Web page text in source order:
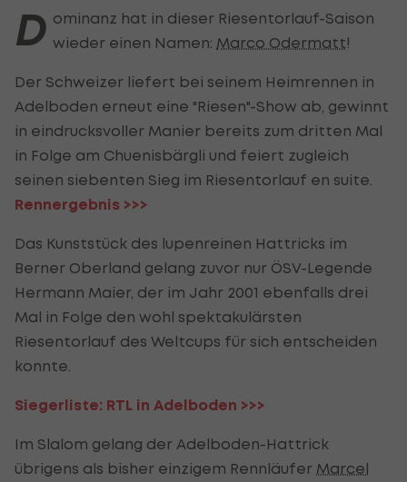
D ominanz hat in dieser Riesentorlauf-Saison
wieder einen Namen: Marco Odermatt!
Der Schweizer liefert bei seinem Heimrennen in
Adelboden erneut eine "Riesen"-Show ab, gewinnt
in eindrucksvoller Manier bereits zum dritten Mal
in Folge am Chuenisbärgli und feiert zugleich
seinen siebenten Sieg im Riesentorlauf en suite.
Rennergebnis >>>
Das Kunststück des lupenreinen Hattricks im
Berner Oberland gelang zuvor nur ÖSV-Legende
Hermann Maier, der im Jahr 2001 ebenfalls drei
Mal in Folge den wohl spektakulärsten
Riesentorlauf des Weltcups für sich entscheiden
konnte.
Siegerliste: RTL in Adelboden >>>
Im Slalom gelang der Adelboden-Hattrick
übrigens als bisher einzigem Rennläufer Marcel